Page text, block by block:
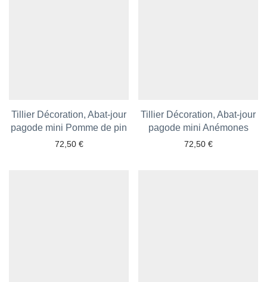
Tillier Décoration, Abat-jour
pagode mini Pomme de pin
72,50 €
Ajouter aux favoris
Tillier Décoration, Abat-jour
pagode mini Anémones
72,50 €
Ajouter aux favoris